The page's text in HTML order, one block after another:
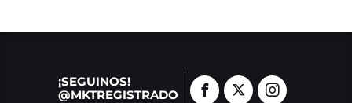
¡SEGUINOS!
@MKTREGISTRADO